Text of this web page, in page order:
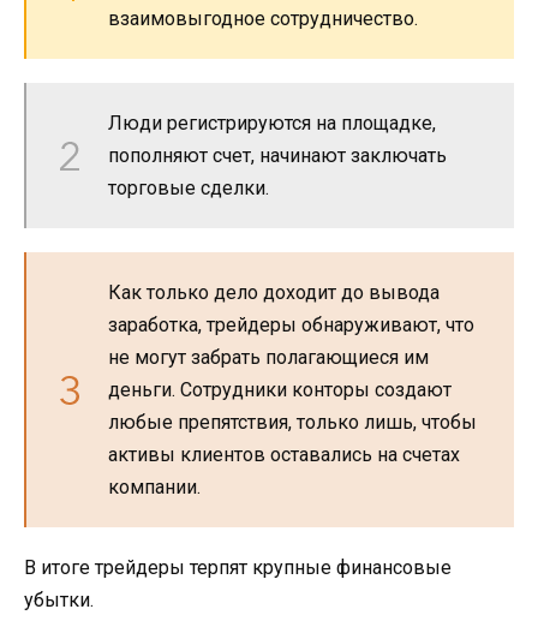
взаимовыгодное сотрудничество.
Люди регистрируются на площадке,
пополняют счет, начинают заключать
торговые сделки.
Как только дело доходит до вывода
заработка, трейдеры обнаруживают, что
не могут забрать полагающиеся им
деньги. Сотрудники конторы создают
любые препятствия, только лишь, чтобы
активы клиентов оставались на счетах
компании.
В итоге трейдеры терпят крупные финансовые
убытки.